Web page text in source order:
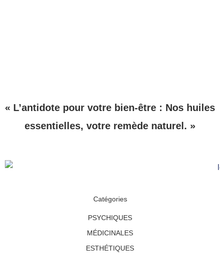
« L’antidote pour votre bien-être : Nos huiles
essentielles, votre remède naturel. »
Catégories
PSYCHIQUES
MÉDICINALES
ESTHÉTIQUES